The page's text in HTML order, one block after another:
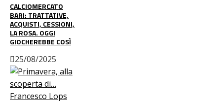
CALCIOMERCATO
BARI: TRATTATIVE,
ACQUISTI, CESSIONI,
LA ROSA. OGGI
GIOCHEREBBE COSÌ
25/08/2025